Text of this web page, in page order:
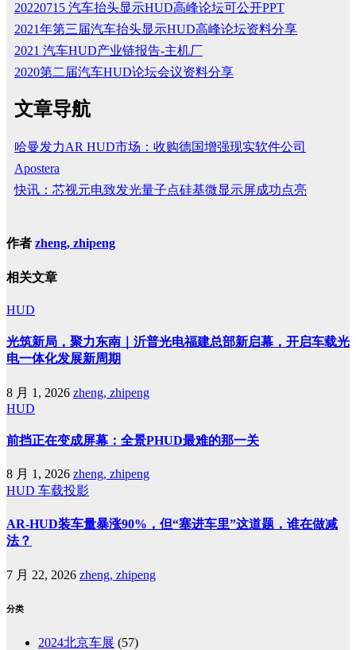
20220715 汽车抬头显示HUD高峰论坛可公开PPT
2021年第三届汽车抬头显示HUD高峰论坛资料分享
2021 汽车HUD产业链报告-主机厂
2020第二届汽车HUD论坛会议资料分享
文章导航
哈曼发力AR HUD市场：收购德国增强现实软件公司
Apostera
快讯：芯视元电致发光量子点硅基微显示屏成功点亮
作者 zheng, zhipeng
相关文章
HUD
光筑新局，聚力东南｜沂普光电福建总部新启幕，开启车载光
电一体化发展新周期
8 月 1, 2026 zheng, zhipeng
HUD
前挡正在变成屏幕：全景PHUD最难的那一关
8 月 1, 2026 zheng, zhipeng
HUD 车载投影
AR-HUD装车量暴涨90%，但“塞进车里”这道题，谁在做减
法？
7 月 22, 2026 zheng, zhipeng
分类
2024北京车展 (57)